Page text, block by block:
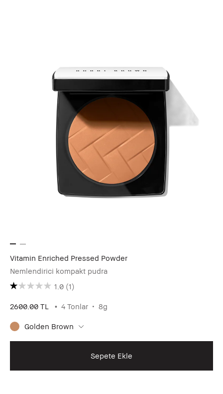
Vitamin Enriched Pressed Powder
Nemlendirici kompakt pudra
1.0 (1)
2600.00 TL 4 Tonlar 8g
Golden Brown
Sepete Ekle